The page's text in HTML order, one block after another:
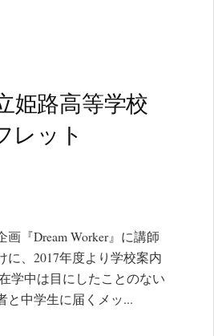
姫路高等学校
レット
『Dream Worker』に講師
に、2017年度より学校案内
学中は目にしたことのない
と中学生に届くメッ...